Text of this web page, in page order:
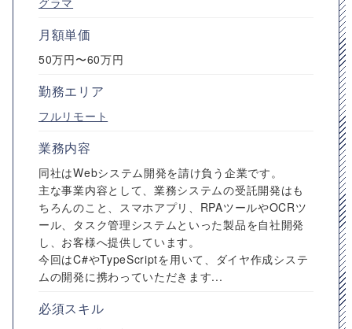
月額単価
50万円〜60万円
勤務エリア
フルリモート
業務内容
同社はWebシステム開発を請け負う企業です。
主な事業内容として、業務システムの受託開発はも
ちろんのこと、スマホアプリ、RPAツールやOCRツ
ール、タスク管理システムといった製品を自社開発
し、お客様へ提供しています。
今回はC#やTypeScriptを用いて、ダイヤ作成システ
ムの開発に携わっていただきます...
必須スキル